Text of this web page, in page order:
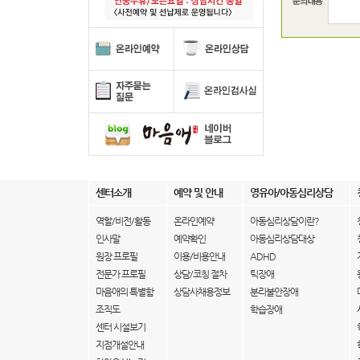
센터소개 예약 및 안내 영유아/아동심리상담
역할/비전/활동
인사말
원장 프로필
전문가 프로필
마음애의 특별함
조직도
센터 시설보기
지점개설안내
온라인예약
예약확인
이용/비용안내
상담/코칭 절차
상담사채용정보
아동심리상담이란?
아동심리상담대상
ADHD
틱장애
분리불안장애
학습장애